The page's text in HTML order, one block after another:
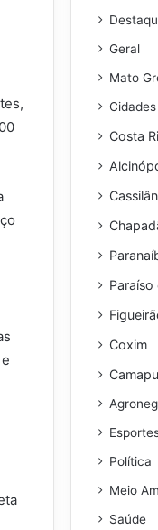
Geral
Mato
Cidades
Costa
Paraíso
Coxim
Política
Meio
Saúde